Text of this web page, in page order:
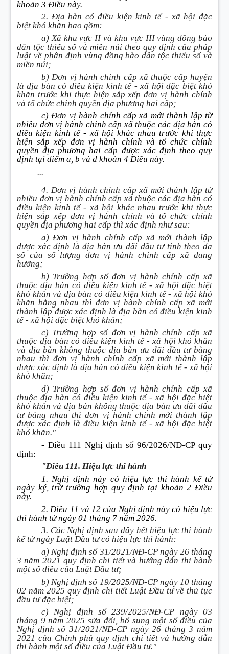
khoản 3 Điều này.
2. Địa bàn có điều kiện kinh tế - xã hội đặc
biệt khó khăn bao gồm:
a) Xã khu vực II và khu vực III vùng đồng bào
dân tộc thiểu số và miền núi theo quy định của pháp
luật về phân định vùng đồng bào dân tộc thiểu số và
miền núi;
b) Đơn vị hành chính cấp xã thuộc cấp huyện
là địa bàn có điều kiện kinh tế - xã hội đặc biệt khó
khăn trước khi thực hiện sắp xếp đơn vị hành chính
và tổ chức chính quyền địa phương hai cấp;
c) Đơn vị hành chính cấp xã mới thành lập từ
nhiều đơn vị hành chính cấp xã thuộc các địa bàn có
điều kiện kinh tế - xã hội khác nhau trước khi thực
hiện sắp xếp đơn vị hành chính và tổ chức chính
quyền địa phương hai cấp được xác định theo quy
định tại điểm a, b và d khoản 4 Điều này.
...
4. Đơn vị hành chính cấp xã mới thành lập từ
nhiều đơn vị hành chính cấp xã thuộc các địa bàn có
điều kiện kinh tế - xã hội khác nhau trước khi thực
hiện sắp xếp đơn vị hành chính và tổ chức chính
quyền địa phương hai cấp thì xác định như sau:
a) Đơn vị hành chính cấp xã mới thành lập
được xác định là địa bàn ưu đãi đầu tư tính theo đa
số của số lượng đơn vị hành chính cấp xã đang
hưởng;
b) Trường hợp số đơn vị hành chính cấp xã
thuộc địa bàn có điều kiện kinh tế - xã hội đặc biệt
khó khăn và địa bàn có điều kiện kinh tế - xã hội khó
khăn bằng nhau thì đơn vị hành chính cấp xã mới
thành lập được xác định là địa bàn có điều kiện kinh
tế - xã hội đặc biệt khó khăn;
c) Trường hợp số đơn vị hành chính cấp xã
thuộc địa bàn có điều kiện kinh tế - xã hội khó khăn
và địa bàn không thuộc địa bàn ưu đãi đầu tư bằng
nhau thì đơn vị hành chính cấp xã mới thành lập
được xác định là địa bàn có điều kiện kinh tế - xã hội
khó khăn;
d) Trường hợp số đơn vị hành chính cấp xã
thuộc địa bàn có điều kiện kinh tế - xã hội đặc biệt
khó khăn và địa bàn không thuộc địa bàn ưu đãi đầu
tư bằng nhau thì đơn vị hành chính mới thành lập
được xác định là điều kiện kinh tế - xã hội đặc biệt
khó khăn."
- Điều 111 Nghị định số 96/2026/NĐ-CP quy
định:
"Điều 111. Hiệu lực thi hành
1. Nghị định này có hiệu lực thi hành kể từ
ngày ký, trừ trường hợp quy định tại khoản 2 Điều
này.
2. Điều 11 và 12 của Nghị định này có hiệu lực
thi hành từ ngày 01 tháng 7 năm 2026.
3. Các Nghị định sau đây hết hiệu lực thi hành
kể từ ngày Luật Đầu tư có hiệu lực thi hành:
a) Nghị định số 31/2021/NĐ-CP ngày 26 tháng
3 năm 2021 quy định chi tiết và hướng dẫn thi hành
một số điều của Luật Đầu tư;
b) Nghị định số 19/2025/NĐ-CP ngày 10 tháng
02 năm 2025 quy định chi tiết Luật Đầu tư về thủ tục
đầu tư đặc biệt;
c) Nghị định số 239/2025/NĐ-CP ngày 03
tháng 9 năm 2025 sửa đổi, bổ sung một số điều của
Nghị định số 31/2021/NĐ-CP ngày 26 tháng 3 năm
2021 của Chính phủ quy định chi tiết và hướng dẫn
thi hành một số điều của Luật Đầu tư."